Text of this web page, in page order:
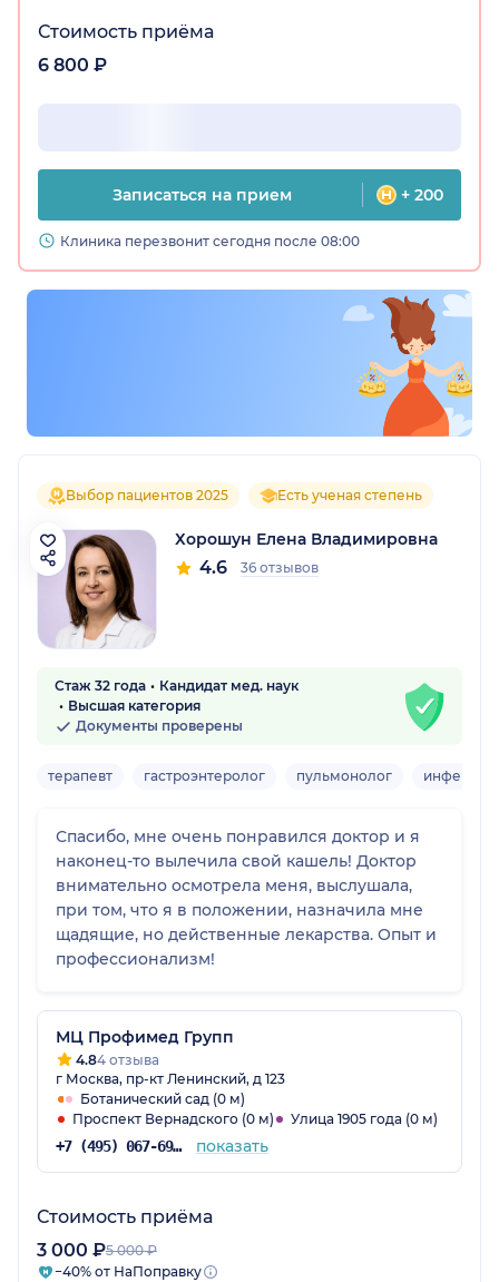
Стоимость приёма
6 800 ₽
Записаться на прием + 200
Клиника перезвонит сегодня после 08:00
Выбор пациентов 2025 Есть ученая степень
Хорошун Елена Владимировна
4.6 36 отзывов
Стаж 32 года
Кандидат мед. наук
Высшая категория
Документы проверены
терапевт гастроэнтеролог пульмонолог
Спасибо, мне очень понравился доктор и я
наконец-то вылечила свой кашель! Доктор
внимательно осмотрела меня, выслушала,
при том, что я в положении, назначила мне
щадящие, но действенные лекарства. Опыт и
профессионализм!
МЦ Профимед Групп
4.84 отзыва
г Москва, пр-кт Ленинский, д 123
Ботанический сад (0 м)
Проспект Вернадского (0 м)
Улица 1905 года (0 м)
+7 (495) 067-69-20 показать
Стоимость приёма
3 000 ₽5 000 ₽
−40% от НаПоправку